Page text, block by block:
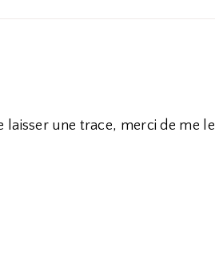
laisser une trace, merci de me le